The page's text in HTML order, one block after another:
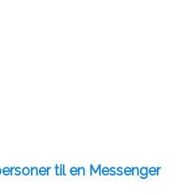
til en Messenger